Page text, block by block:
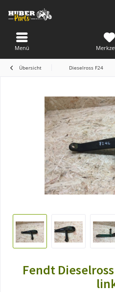
Menü
Übersicht Dieselross F24
Fendt